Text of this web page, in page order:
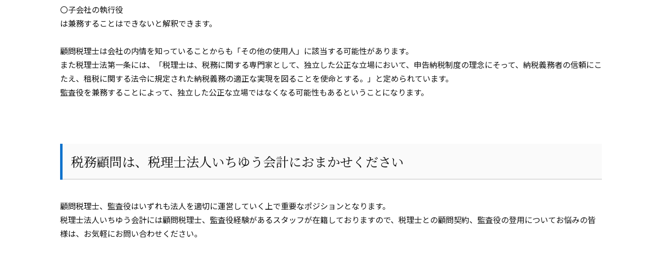
〇子会社の執行役
は兼務することはできないと解釈できます。
顧問税理士は会社の内情を知っていることからも「その他の使用人」に該当する可能性があります。
また税理士法第一条には、「税理士は、税務に関する専門家として、独立した公正な立場において、申告納税制度の理念にそって、納税義務者の信頼にこ
たえ、租税に関する法令に規定された納税義務の適正な実現を図ることを使命とする。」と定められています。
監査役を兼務することによって、独立した公正な立場ではなくなる可能性もあるということになります。
税務顧問は、税理士法人いちゆう会計におまかせください
顧問税理士、監査役はいずれも法人を適切に運営していく上で重要なポジションとなります。
税理士法人いちゆう会計には顧問税理士、監査役経験があるスタッフが在籍しておりますので、税理士との顧問契約、監査役の登用についてお悩みの皆
様は、お気軽にお問い合わせください。